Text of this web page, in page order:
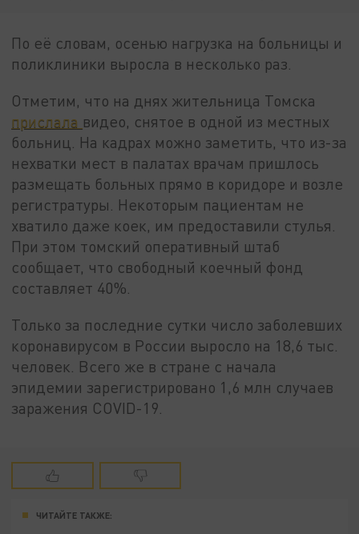
По её словам, осенью нагрузка на больницы и
поликлиники выросла в несколько раз.
Отметим, что на днях жительница Томска
прислала видео, снятое в одной из местных
больниц. На кадрах можно заметить, что из-за
нехватки мест в палатах врачам пришлось
размещать больных прямо в коридоре и возле
регистратуры. Некоторым пациентам не
хватило даже коек, им предоставили стулья.
При этом томский оперативный штаб
сообщает, что свободный коечный фонд
составляет 40%.
Только за последние сутки число заболевших
коронавирусом в России выросло на 18,6 тыс.
человек. Всего же в стране с начала
эпидемии зарегистрировано 1,6 млн случаев
заражения COVID-19.
ЧИТАЙТЕ ТАКЖЕ: